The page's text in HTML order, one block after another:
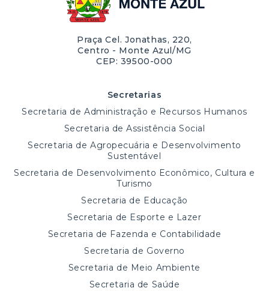
Praça Cel. Jonathas, 220,
Centro - Monte Azul/MG
CEP: 39500-000
Secretarias
Secretaria de Administração e Recursos Humanos
Secretaria de Assistência Social
Secretaria de Agropecuária e Desenvolvimento
Sustentável
Secretaria de Desenvolvimento Econômico, Cultura e
Turismo
Secretaria de Educação
Secretaria de Esporte e Lazer
Secretaria de Fazenda e Contabilidade
Secretaria de Governo
Secretaria de Meio Ambiente
Secretaria de Saúde